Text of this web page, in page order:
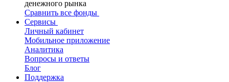
денежного рынка
Сравнить все фонды
Сервисы
Личный кабинет
Мобильное приложение
Аналитика
Вопросы и ответы
Блог
Поддержка